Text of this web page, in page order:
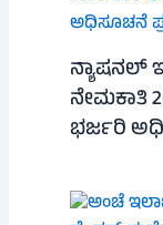
ನ್ಯಾಷನಲ್
ನೇಮಕಾತಿ
ಭರ್ಜರಿ